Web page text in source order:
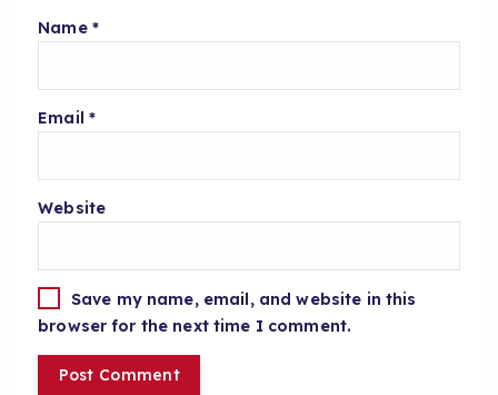
Name *
Email *
Website
Save my name, email, and website in this
browser for the next time I comment.